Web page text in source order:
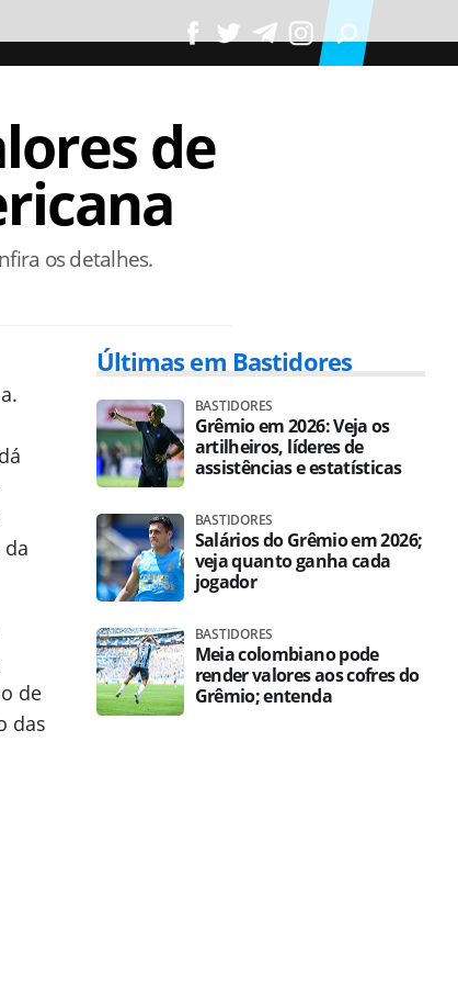
de
os detalhes.
de
das
Últimas em Bastidores
BASTIDORES
Grêmio em 2026: Veja os
artilheiros, líderes de
assistências e estatísticas
BASTIDORES
Salários do Grêmio em 2026;
veja quanto ganha cada
jogador
BASTIDORES
Meia colombiano pode
render valores aos cofres do
Grêmio; entenda